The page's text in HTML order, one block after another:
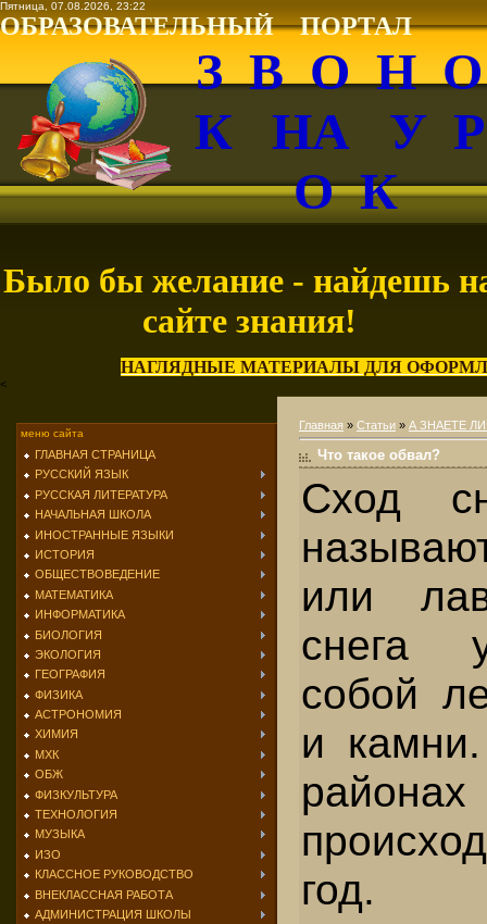
Пятница, 07.08.2026, 23:22
ОБРАЗОВАТЕЛЬНЫЙ ПОРТАЛ
З В О Н
К НА У
О К
Было бы желание - найдешь
сайте знания!
НАГЛЯДНЫЕ МАТЕРИАЛЫ ДЛЯ
<
меню сайта
ГЛАВНАЯ СТРАНИЦА
РУССКИЙ ЯЗЫК
РУССКАЯ ЛИТЕРАТУРА
НАЧАЛЬНАЯ ШКОЛА
ИНОСТРАННЫЕ ЯЗЫКИ
ИСТОРИЯ
ОБЩЕСТВОВЕДЕНИЕ
МАТЕМАТИКА
ИНФОРМАТИКА
БИОЛОГИЯ
ЭКОЛОГИЯ
ГЕОГРАФИЯ
ФИЗИКА
АСТРОНОМИЯ
ХИМИЯ
МХК
ОБЖ
ФИЗКУЛЬТУРА
ТЕХНОЛОГИЯ
МУЗЫКА
ИЗО
КЛАССНОЕ РУКОВОДСТВО
ВНЕКЛАССНАЯ РАБОТА
АДМИНИСТРАЦИЯ ШКОЛЫ
Главная » Статьи » А ЗНАЕТЕ
Что такое обвал?
Сход
или
снега
собой
и
год.